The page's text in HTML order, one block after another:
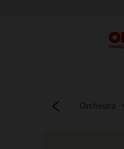
Menu
Orchestra